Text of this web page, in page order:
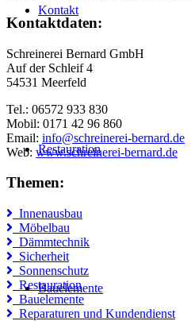
Kontakt
Restauration
Bauelemente
Kontaktdaten:
Schreinerei Bernard GmbH
Auf der Schleif 4
54531 Meerfeld
Tel.: 06572 933 830
Mobil: 0171 42 96 860
Email: info@schreinerei-bernard.de
Web: www.schreinerei-bernard.de
Themen:
Innenausbau
Möbelbau
Dämmtechnik
Sicherheit
Sonnenschutz
Restauration
Bauelemente
Reparaturen und Kundendienst